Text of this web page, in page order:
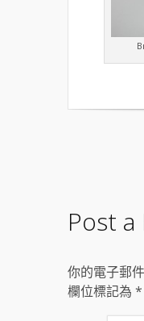
Post a
你的電子郵
欄位標記為 *